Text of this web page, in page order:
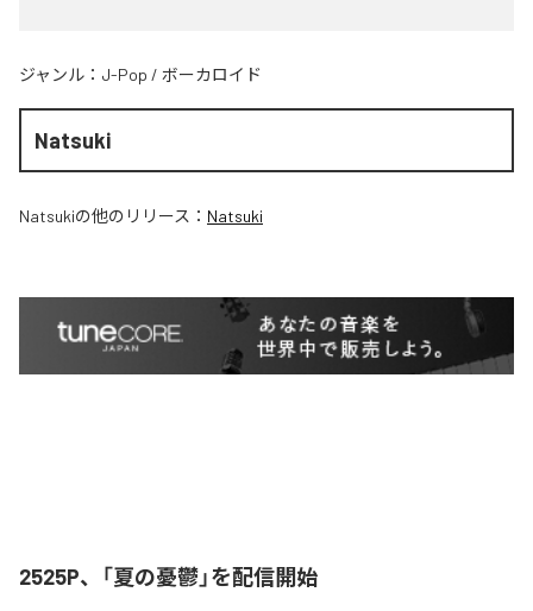
ジャンル： J-Pop / ボーカロイド
Natsuki
Natsukiの他のリリース： Natsuki
2525P、「夏の憂鬱」を配信開始